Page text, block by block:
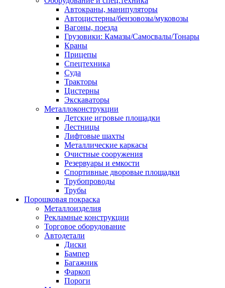
Автокраны, манипуляторы
Автоцистерны/бензовозы/муковозы
Вагоны, поезда
Грузовики: Камазы/Самосвалы/Тонары
Краны
Прицепы
Спецтехника
Суда
Тракторы
Цистерны
Экскаваторы
Металлоконструкции
Детские игровые площадки
Лестницы
Лифтовые шахты
Металлические каркасы
Очистные сооружения
Резервуары и емкости
Спортивные дворовые площадки
Трубопроводы
Трубы
Порошковая покраска
Металлоизделия
Рекламные конструкции
Торговое оборудование
Автодетали
Диски
Бампер
Багажник
Фаркоп
Пороги